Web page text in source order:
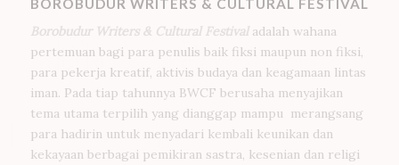
BOROBUDUR WRITERS & CULTURAL FESTIVAL
Borobudur Writers & Cultural Festival adalah wahana
pertemuan bagi para penulis baik fiksi maupun non fiksi,
para pekerja kreatif, aktivis budaya dan keagamaan lintas
iman. Pada tiap tahunnya BWCF berusaha menyajikan
tema utama terpilih yang dianggap mampu merangsang
para hadirin untuk menyadari kembali keunikan dan
kekayaan berbagai pemikiran sastra, kesenian dan religi